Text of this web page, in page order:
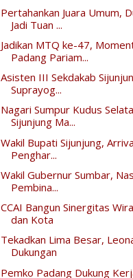
Pertahankan Juara Umum,
Jadi Tuan ...
Jadikan MTQ ke-47,
Padang Pariam...
Asisten III Sekdakab
Suprayog...
Nagari Sumpur Kudus
Sijunjung Ma...
Wakil Bupati Sijunjung,
Penghar...
Wakil Gubernur Sumbar,
Pembina...
CCAI Bangun Sinergitas
dan Kota
Tekadkan Lima Besar,
Dukungan
Pemko Padang Dukung